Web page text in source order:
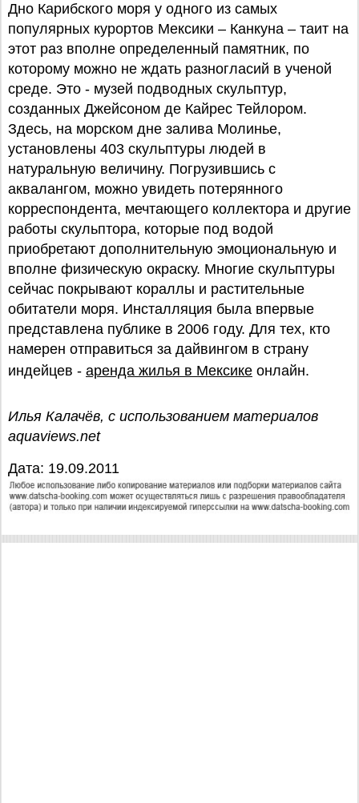
Дно Карибского моря у одного из самых
популярных курортов Мексики – Канкуна – таит на
этот раз вполне определенный памятник, по
которому можно не ждать разногласий в ученой
среде. Это - музей подводных скульптур,
созданных Джейсоном де Кайрес Тейлором.
Здесь, на морском дне залива Молинье,
установлены 403 скульптуры людей в
натуральную величину. Погрузившись с
аквалангом, можно увидеть потерянного
корреспондента, мечтающего коллектора и другие
работы скульптора, которые под водой
приобретают дополнительную эмоциональную и
вполне физическую окраску. Многие скульптуры
сейчас покрывают кораллы и растительные
обитатели моря. Инсталляция была впервые
представлена публике в 2006 году. Для тех, кто
намерен отправиться за дайвингом в страну
индейцев - аренда жилья в Мексике онлайн.
Илья Калачёв, с использованием материалов
aquaviews.net
Дата: 19.09.2011